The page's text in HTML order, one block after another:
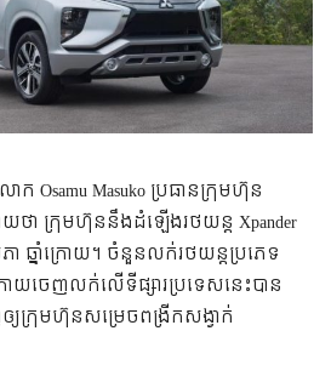
Osamu Masuko ប្រធាន​ក្រុមហ៊ុន
យ​ថា​ ក្រុមហ៊ុន​នឹង​ដំឡើង​រថយន្ត Xpander
ឆ្នាំ​ក្រោយ។ ចំនួន​លក់​រថយន្ត​ប្រភេទ
ោយ​ចេញ​លក់​លើ​ទីផ្សារ​ប្រទេស​នេះ​បាន​
យ​ក្រុមហ៊ុន​សម្រេច​ពង្រីក​សង្វាក់​